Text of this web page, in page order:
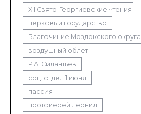
XII Свято-Георгиевские Чтения
церковь и государство
Благочиние Моздокского округа
воздушный облет
Р.А. Силантьев
соц. отдел 1 июня
пассия
протоиерей леонид